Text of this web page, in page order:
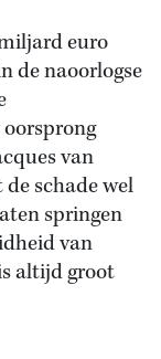
euro
de naoorlogse
oorsprong
van
schade wel
springen
van
altijd groot